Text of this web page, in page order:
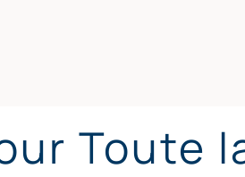
Toute